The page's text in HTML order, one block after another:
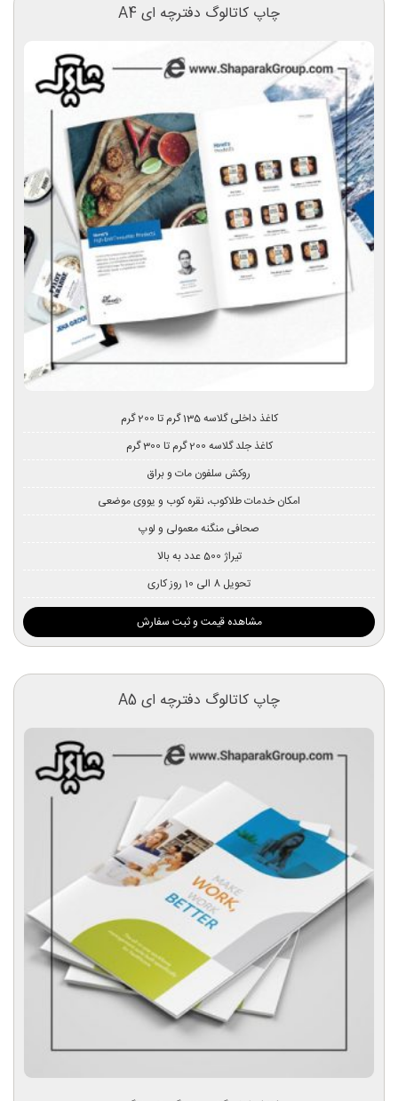
چاپ کاتالوگ دفترچه ای A4
کاغذ داخلی گلاسه 135 گرم تا 200 گرم
کاغذ جلد گلاسه 200 گرم تا 300 گرم
روکش سلفون مات و براق
امکان خدمات طلاکوب، نقره کوب و یووی موضعی
صحافی منگنه معمولی و لوپ
تیراژ 500 عدد به بالا
تحویل 8 الی 10 روز کاری
مشاهده قیمت و ثبت سفارش
چاپ کاتالوگ دفترچه ای A5